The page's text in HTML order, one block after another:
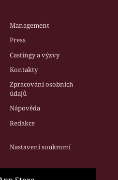
Management
Press
Castingy a výzvy
Kontakty
Zpracování osobních
údajů
Nápověda
Redakce
Nastavení soukromí